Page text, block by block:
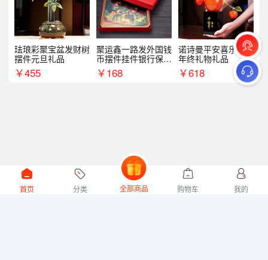
珐琅彩聚宝盆发财树
摆件元旦礼品
￥455
聚运鑫一路发外国钱
币摆件挂件银行保险
商务礼
￥168
诺诗曼平安喜乐摆件
年终礼物礼品
￥618
首页 分类 全部商品 购物车 我的